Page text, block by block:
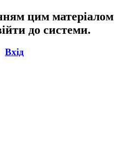
цим матеріалом
до системи.
Вхід